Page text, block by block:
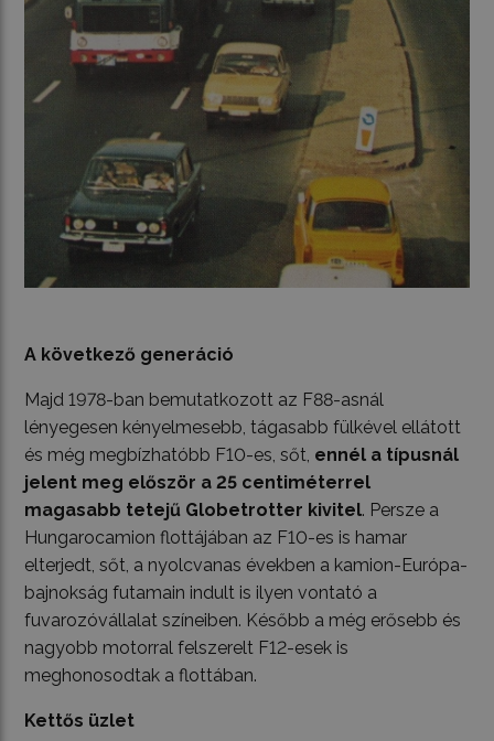
A következő generáció
Majd 1978-ban bemutatkozott az F88-asnál
lényegesen kényelmesebb, tágasabb fülkével ellátott
és még megbízhatóbb F10-es, sőt, ennél a típusnál
jelent meg először a 25 centiméterrel
magasabb tetejű Globetrotter kivitel. Persze a
Hungarocamion flottájában az F10-es is hamar
elterjedt, sőt, a nyolcvanas években a kamion-Európa-
bajnokság futamain indult is ilyen vontató a
fuvarozóvállalat színeiben. Később a még erősebb és
nagyobb motorral felszerelt F12-esek is
meghonosodtak a flottában.
Kettős üzlet